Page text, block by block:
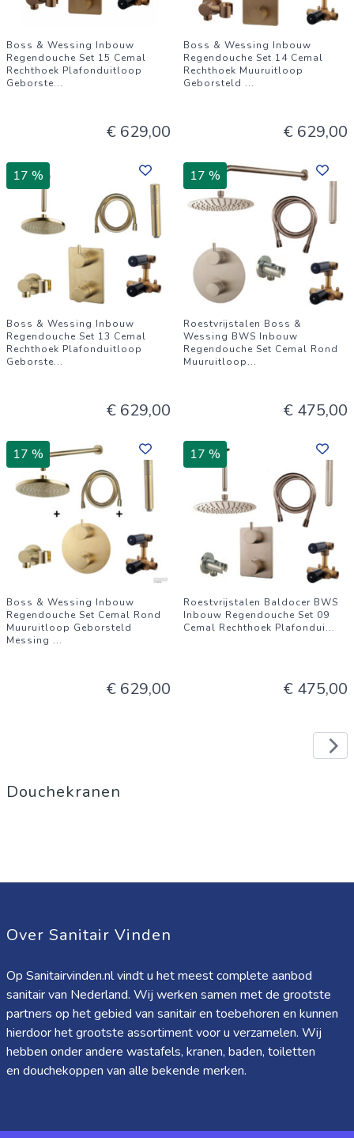
Boss & Wessing Inbouw
Regendouche Set 15 Cemal
Rechthoek Plafonduitloop
Geborste...
€ 629,00
Boss & Wessing Inbouw
Regendouche Set 14 Cemal
Rechthoek Muuruitloop
Geborsteld ...
€ 629,00
17 %
Boss & Wessing Inbouw
Regendouche Set 13 Cemal
Rechthoek Plafonduitloop
Geborste...
€ 629,00
17 %
Roestvrijstalen Boss &
Wessing BWS Inbouw
Regendouche Set Cemal Rond
Muuruitloop...
€ 475,00
17 %
Boss & Wessing Inbouw
Regendouche Set Cemal Rond
Muuruitloop Geborsteld
Messing ...
€ 629,00
17 %
Roestvrijstalen Baldocer BWS
Inbouw Regendouche Set 09
Cemal Rechthoek Plafondui...
€ 475,00
Douchekranen
Over Sanitair Vinden
Op Sanitairvinden.nl vindt u het meest complete aanbod
sanitair van Nederland. Wij werken samen met de grootste
partners op het gebied van sanitair en toebehoren en kunnen
hierdoor het grootste assortiment voor u verzamelen. Wij
hebben onder andere wastafels, kranen, baden, toiletten
en douchekoppen van alle bekende merken.